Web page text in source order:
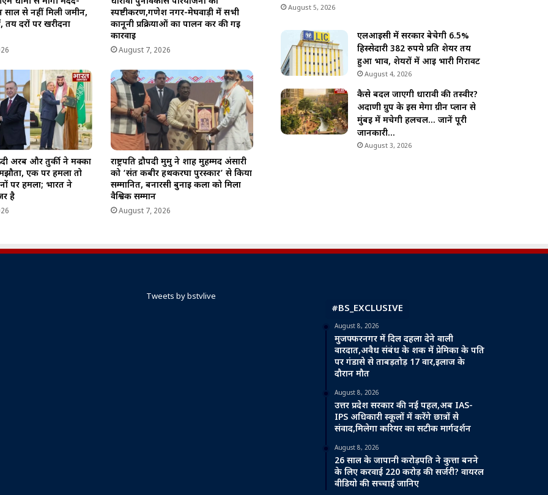
साल से नहीं मिली जमीन,
तय दरों पर खरीदना
स्पष्टीकरण,गणेश नगर-मेघवाड़ी में सभी
कानूनी प्रक्रियाओं का पालन कर की गई
कार्रवाई
August 7, 2026
अरब और तुर्की ने मक्का
एक पर हमला तो
पर हमला; भारत ने
है
राष्ट्रपति द्रौपदी मुर्मु ने शाह मुहम्मद अंसारी
को ‘संत कबीर हथकरघा पुरस्कार’ से किया
सम्मानित, बनारसी बुनाई कला को मिला
वैश्विक सम्मान
August 7, 2026
August 5, 2026
एलआईसी में सरकार बेचेगी 6.5%
हिस्सेदारी 382 रुपये प्रति शेयर तय
हुआ भाव, शेयरों में आई भारी गिरावट
August 4, 2026
कैसे बदल जाएगी धारावी की तस्वीर?
अदाणी ग्रुप के इस मेगा ग्रीन प्लान से
मुंबई में मचेगी हलचल… जानें पूरी
जानकारी…
August 3, 2026
Tweets by bstvlive
#BS_EXCLUSIVE
August 8, 2026
मुजफ्फरनगर में दिल दहला देने वाली
वारदात,अवैध संबंध के शक में प्रेमिका के पति
पर गंडासे से ताबड़तोड़ 17 वार,इलाज के
दौरान मौत
August 8, 2026
उत्तर प्रदेश सरकार की नई पहल,अब IAS-
IPS अधिकारी स्कूलों में करेंगे छात्रों से
संवाद,मिलेगा करियर का सटीक मार्गदर्शन
August 8, 2026
26 साल के जापानी करोड़पति ने कुत्ता बनने
के लिए करवाई 220 करोड़ की सर्जरी? वायरल
वीडियो की सच्चाई जानिए